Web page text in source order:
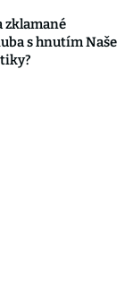
zklamané
s hnutím Naše